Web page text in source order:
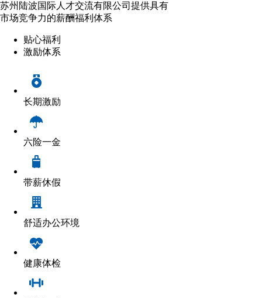
苏州陆波国际人才交流有限公司提供具有
市场竞争力的薪酬福利体系
贴心福利
激励体系
长期激励
六险一金
带薪休假
舒适办公环境
健康体检